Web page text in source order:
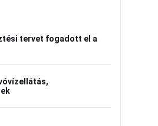
tervet fogadott el a